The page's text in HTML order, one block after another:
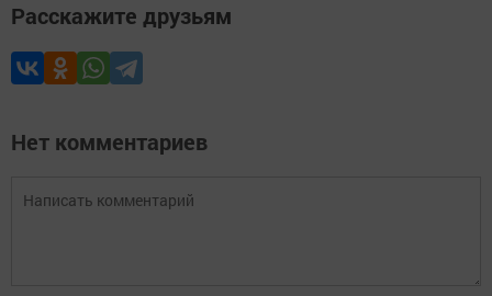
Расскажите друзьям
Нет комментариев